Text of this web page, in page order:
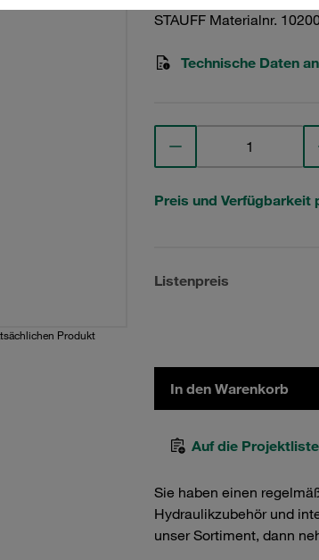
Produkt
STAUFF Materialnr.
Technische Daten
Preis und Verfügbarkeit
Listenpreis
In den Warenkorb
Auf die Projektliste
Sie haben einen
Hydraulikzubehör und
unser Sortiment, dann